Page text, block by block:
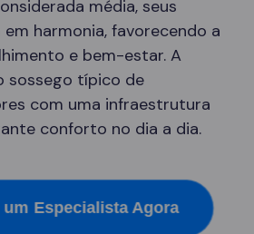
média, seus
harmonia, favorecendo a
e bem-estar. A
sossego típico de
com uma infraestrutura
conforto no dia a dia.
um Especialista Agora